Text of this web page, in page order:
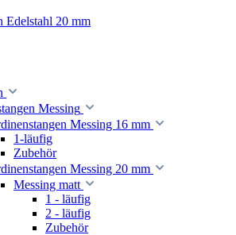
Edelstahl 20 mm
Messing
Messing 16 mm
1-läufig
Zubehör
Messing 20 mm
Messing matt
1 - läufig
2 - läufig
Zubehör